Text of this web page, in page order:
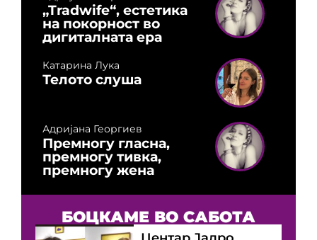
„Tradwife“, естетика
на покорност во
дигиталната ера
Катарина Лука
Телото слуша
Адријана Георгиев
Премногу гласна,
премногу тивка,
премногу жена
БОЦКАМЕ ВО САБОТА